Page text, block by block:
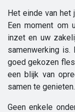
Het einde van het
Een moment om
inzet en uw
samenwerking is.
goed gekozen
een blijk van
samen te genieten.
Geen enkele